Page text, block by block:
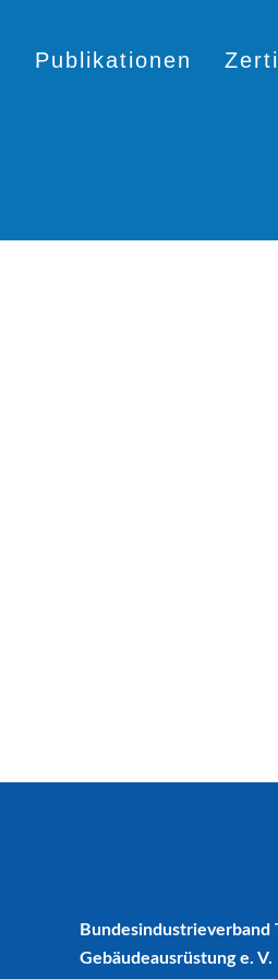
Publikationen
Bundesindustrieverband
Gebäudeausrüstung e. V.